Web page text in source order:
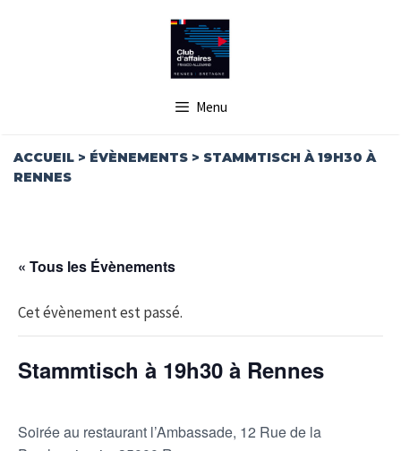
Menu
ACCUEIL > ÉVÈNEMENTS > STAMMTISCH À 19H30 À
RENNES
« Tous les Évènements
Cet évènement est passé.
Stammtisch à 19h30 à Rennes
Soirée au restaurant l’Ambassade, 12 Rue de la